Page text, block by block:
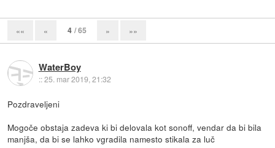
«« « 4 / 65 » »»
WaterBoy
::25. mar 2019, 21:32
Pozdraveljeni
Mogoče obstaja zadeva ki bi delovala kot sonoff, vendar da bi bila
manjša, da bi se lahko vgradila namesto stikala za luč